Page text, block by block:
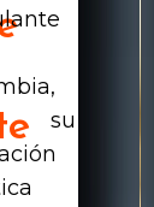
su